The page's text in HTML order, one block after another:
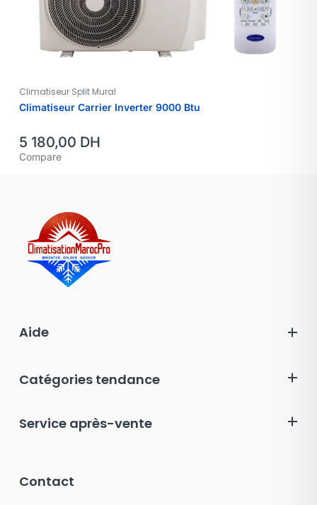
Climatiseur Split Mural
Climatiseur Carrier Inverter 9000 Btu
5 180,00 DH
Compare
Aide
Catégories tendance
Service après-vente
Contact